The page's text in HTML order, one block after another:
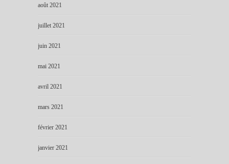
août 2021
juillet 2021
juin 2021
mai 2021
avril 2021
mars 2021
février 2021
janvier 2021